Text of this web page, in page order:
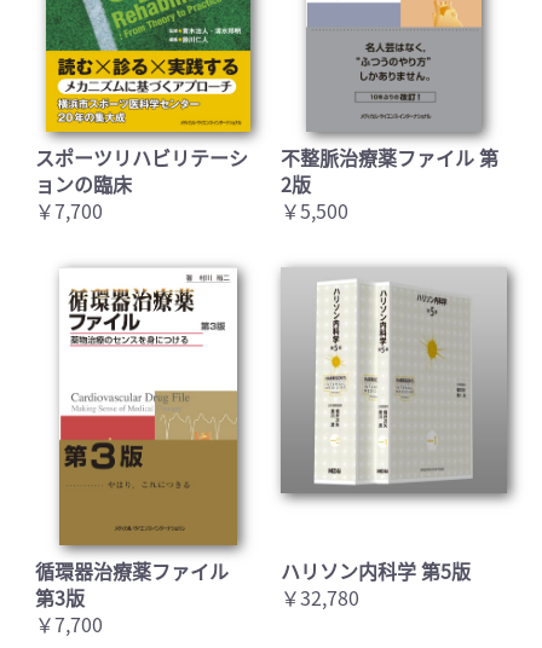
スポーツリハビリテーシ
ョンの臨床
￥7,700
不整脈治療薬ファイル 第
2版
￥5,500
循環器治療薬ファイル
第3版
￥7,700
ハリソン内科学 第5版
￥32,780